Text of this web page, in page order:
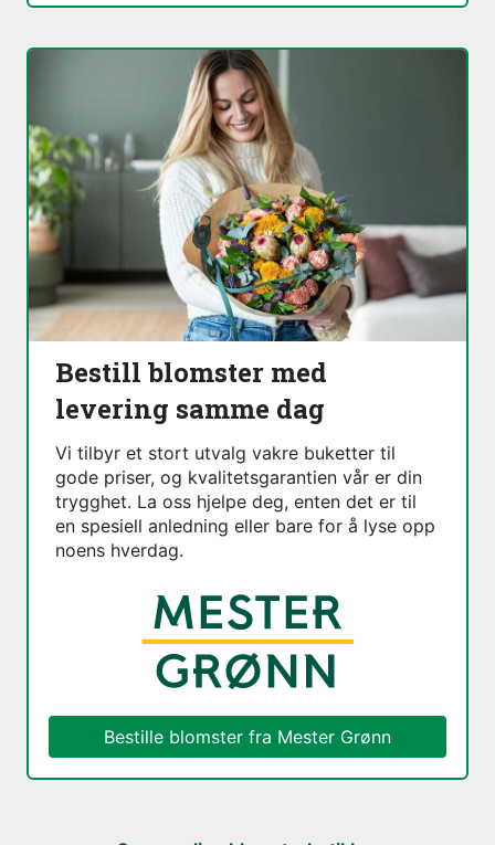
Bestill blomster med
levering samme dag
Vi tilbyr et stort utvalg vakre buketter til
gode priser, og kvalitetsgarantien vår er din
trygghet. La oss hjelpe deg, enten det er til
en spesiell anledning eller bare for å lyse opp
noens hverdag.
Bestille blomster fra Mester Grønn